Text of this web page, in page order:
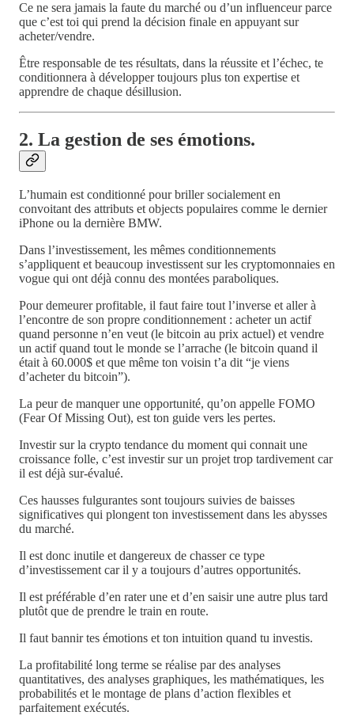
Ce ne sera jamais la faute du marché ou d’un influenceur parce
que c’est toi qui prend la décision finale en appuyant sur
acheter/vendre.
Être responsable de tes résultats, dans la réussite et l’échec, te
conditionnera à développer toujours plus ton expertise et
apprendre de chaque désillusion.
2. La gestion de ses émotions.
L’humain est conditionné pour briller socialement en
convoitant des attributs et objects populaires comme le dernier
iPhone ou la dernière BMW.
Dans l’investissement, les mêmes conditionnements
s’appliquent et beaucoup investissent sur les cryptomonnaies en
vogue qui ont déjà connu des montées paraboliques.
Pour demeurer profitable, il faut faire tout l’inverse et aller à
l’encontre de son propre conditionnement : acheter un actif
quand personne n’en veut (le bitcoin au prix actuel) et vendre
un actif quand tout le monde se l’arrache (le bitcoin quand il
était à 60.000$ et que même ton voisin t’a dit “je viens
d’acheter du bitcoin”).
La peur de manquer une opportunité, qu’on appelle FOMO
(Fear Of Missing Out), est ton guide vers les pertes.
Investir sur la crypto tendance du moment qui connait une
croissance folle, c’est investir sur un projet trop tardivement car
il est déjà sur-évalué.
Ces hausses fulgurantes sont toujours suivies de baisses
significatives qui plongent ton investissement dans les abysses
du marché.
Il est donc inutile et dangereux de chasser ce type
d’investissement car il y a toujours d’autres opportunités.
Il est préférable d’en rater une et d’en saisir une autre plus tard
plutôt que de prendre le train en route.
Il faut bannir tes émotions et ton intuition quand tu investis.
La profitabilité long terme se réalise par des analyses
quantitatives, des analyses graphiques, les mathématiques, les
probabilités et le montage de plans d’action flexibles et
parfaitement exécutés.